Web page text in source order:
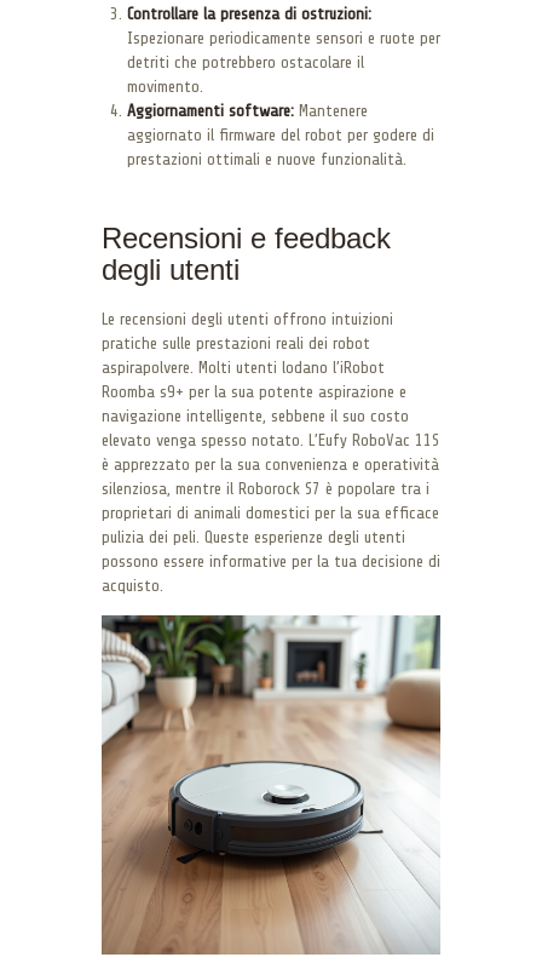
Controllare la presenza di ostruzioni:
Ispezionare periodicamente sensori e ruote per
detriti che potrebbero ostacolare il
movimento.
Aggiornamenti software: Mantenere
aggiornato il firmware del robot per godere di
prestazioni ottimali e nuove funzionalità.
Recensioni e feedback
degli utenti
Le recensioni degli utenti offrono intuizioni
pratiche sulle prestazioni reali dei robot
aspirapolvere. Molti utenti lodano l’iRobot
Roomba s9+ per la sua potente aspirazione e
navigazione intelligente, sebbene il suo costo
elevato venga spesso notato. L’Eufy RoboVac 11S
è apprezzato per la sua convenienza e operatività
silenziosa, mentre il Roborock S7 è popolare tra i
proprietari di animali domestici per la sua efficace
pulizia dei peli. Queste esperienze degli utenti
possono essere informative per la tua decisione di
acquisto.